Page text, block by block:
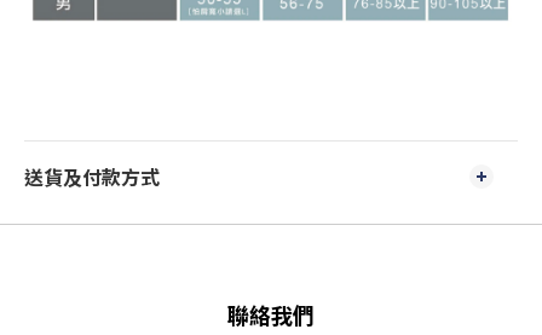
送貨及付款方式
聯絡我們